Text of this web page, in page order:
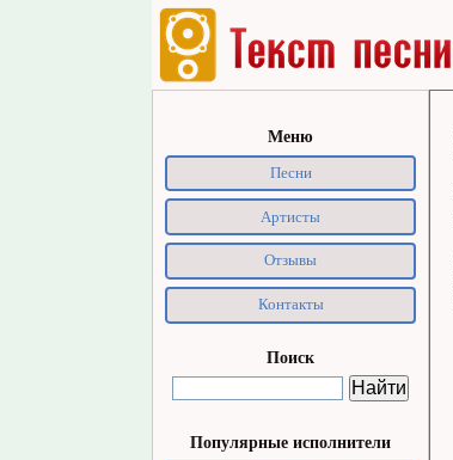
Меню
Песни
Артисты
Отзывы
Контакты
Поиск
Популярные исполнители